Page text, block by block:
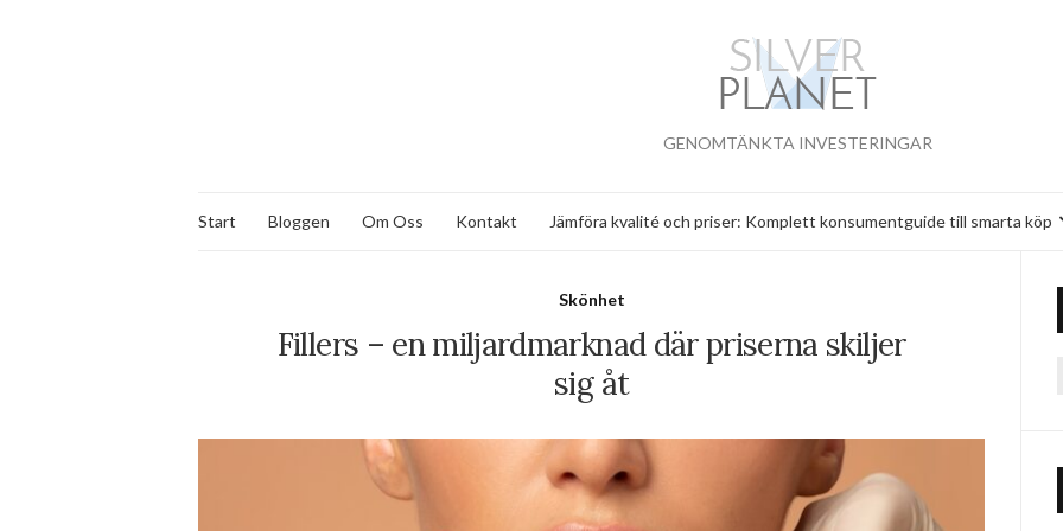
GENOMTÄNKTA INVESTERINGAR
Start Bloggen Om Oss Kontakt Jämföra kvalité och priser: Komplett konsumentguide till smarta köp
Skönhet
Fillers – en miljardmarknad där priserna skiljer
sig åt